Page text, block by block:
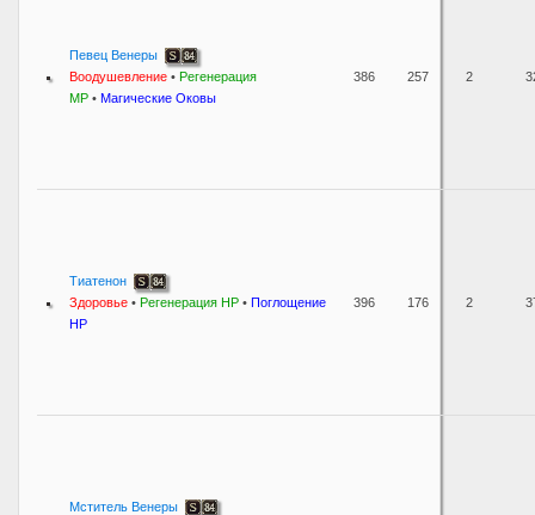
Певец Венеры
Воодушевление • Регенерация
МР • Магические Оковы
386 257 2
Тиатенон
Здоровье • Регенерация HP • Поглощение
HP
396 176 2
Мститель Венеры